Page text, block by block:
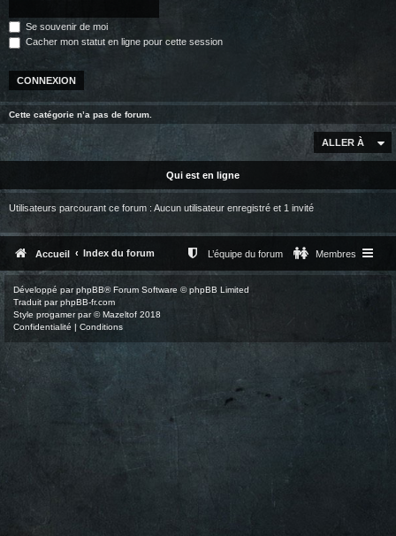
Se souvenir de moi
Cacher mon statut en ligne pour cette session
Cette catégorie n’a pas de forum.
ALLER À
Qui est en ligne
Utilisateurs parcourant ce forum : Aucun utilisateur enregistré et 1 invité
Accueil Index du forum Membres
L’équipe du forum
Développé parphpBB® Forum Software © phpBB Limited
Traduit parphpBB-fr.com
Style progamerpar ©Mazeltof 2018
Confidentialité | Conditions